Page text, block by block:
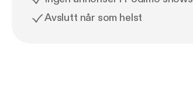
Avslutt når som helst